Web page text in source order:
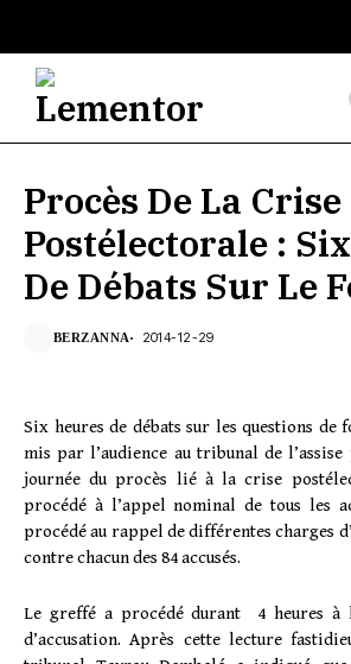
Procès De La Crise
Postélectorale :
De Débats Sur Le
BERZANNA 2014-12-29
Six heures de débats sur les questions de
mis par l’audience au tribunal de
journée du procès lié à la crise
procédé à l’appel nominal de tous les
procédé au rappel de différentes charges
contre chacun des 84 accusés.
Le greffé a procédé durant 4 heures à
d’accusation. Après cette lecture